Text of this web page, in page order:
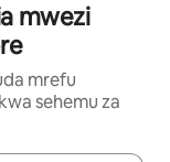
mwezi
mrefu
sehemu za